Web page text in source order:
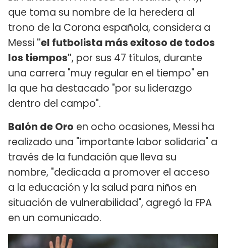
que toma su nombre de la heredera al
trono de la Corona española, considera a
Messi "el futbolista más exitoso de todos
los tiempos", por sus 47 títulos, durante
una carrera "muy regular en el tiempo" en
la que ha destacado "por su liderazgo
dentro del campo".
Balón de Oro en ocho ocasiones, Messi ha
realizado una "importante labor solidaria" a
través de la fundación que lleva su
nombre, "dedicada a promover el acceso
a la educación y la salud para niños en
situación de vulnerabilidad", agregó la FPA
en un comunicado.